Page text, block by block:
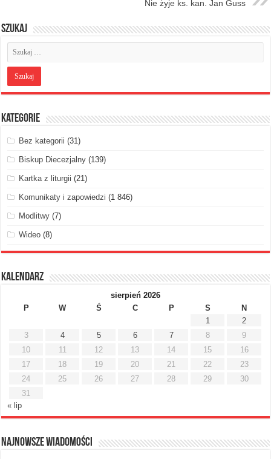
Nie żyje ks. kan. Jan Guss
Szukaj
Kategorie
Bez kategorii (31)
Biskup Diecezjalny (139)
Kartka z liturgii (21)
Komunikaty i zapowiedzi (1 846)
Modlitwy (7)
Wideo (8)
Kalendarz
sierpień 2026
P
W Ś C P S
N
1
2
3
4 5 6 7 8
9
10
11 12 13 14 15
16
17
18 19 20 21 22
23
24
25 26 27 28 29
30
31
« lip
Najnowsze Wiadomości